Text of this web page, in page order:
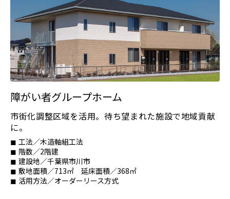
障がい者グループホーム
市街化調整区域を活用。待ち望まれた施設で地域貢献
に。
工法／木造軸組工法
階数／2階建
建設地／千葉県市川市
敷地面積／713㎡ 延床面積／368㎡
活用方法／オーダーリース方式